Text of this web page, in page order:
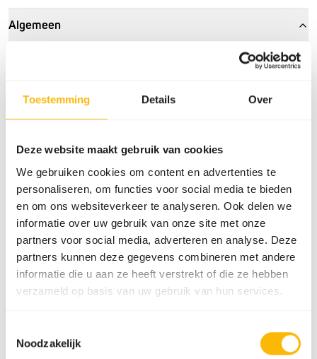
Toestemming Details Over
Deze website maakt gebruik van cookies
We gebruiken cookies om content en advertenties te
personaliseren, om functies voor social media te bieden
en om ons websiteverkeer te analyseren. Ook delen we
informatie over uw gebruik van onze site met onze
partners voor social media, adverteren en analyse. Deze
partners kunnen deze gegevens combineren met andere
informatie die u aan ze heeft verstrekt of die ze hebben
verzameld op basis van uw gebruik van hun services.
Noodzakelijk
Algemeen
Hazelnoten in dop - 12,5
Artikelnummer
NU101
Voorraadstatus
Uit voorraad leverbaar
Details
Merk No Brand
Voedingsadvies